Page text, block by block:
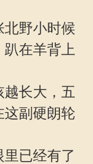
野小时候
在羊背上
长大，五
这副硬朗轮
已经有了